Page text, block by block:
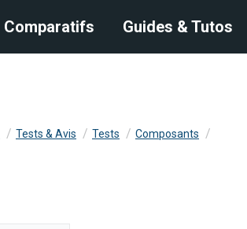
Comparatifs Guides & Tutos
Tests & Avis Tests
Composants
Certification d'efficacité
Comparatifs Guides & Tutos